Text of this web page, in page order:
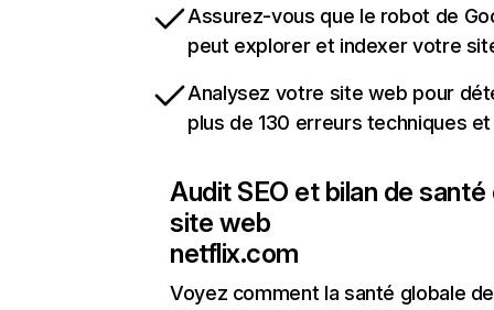
Assurez-vous que le robot de
peut explorer et indexer votre
Analysez votre site web pour
plus de 130 erreurs techniques et
Audit SEO et bilan de santé
site web
netflix.com
Voyez comment la santé globale